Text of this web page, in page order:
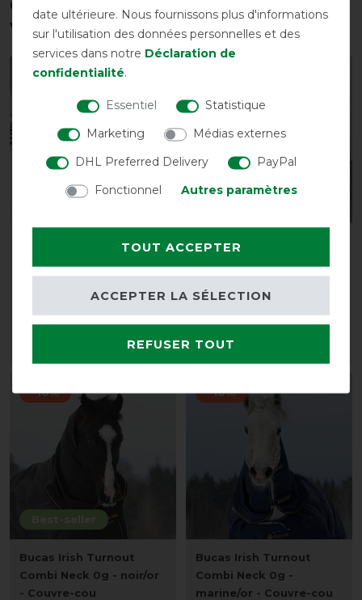
Ces produits pourraient également
vous intéresser
-10%
Bucas Irish Turnout 0g
avant 125,00 €
LISTE DE SOUHAITS
Bucas Irish Turnout
Marine/Or - Couvre-cou
avant 69,00 €
62,10 € *
LISTE DE SOUHAITS
Best-seller
-10%
Bucas Irish Turnout
Combi Neck 0g - noir/or
- Couvre-cou
-10%
Bucas Irish Turnout
Combi Neck 0g -
marine/or - Couvre-cou
date ultérieure. Nous fournissons plus d'informations
sur l'utilisation des données personnelles et des
services dans notre Déclaration de
confidentialité.
Essentiel
Statistique
Marketing
Médias externes
DHL Preferred Delivery
PayPal
Fonctionnel
Autres paramètres
TOUT ACCEPTER
REFUSER TOUT
ACCEPTER LA SÉLECTION